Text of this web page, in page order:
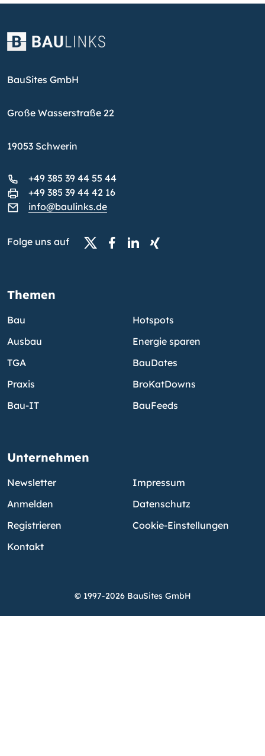
BauSites GmbH
Große Wasserstraße 22
19053 Schwerin
+49 385 39 44 55 44
+49 385 39 44 42 16
info@baulinks.de
Folge uns auf
Themen
Bau
Ausbau
TGA
Praxis
Bau-IT
Hotspots
Energie sparen
BauDates
BroKatDowns
BauFeeds
Unternehmen
Newsletter
Anmelden
Registrieren
Kontakt
Impressum
Datenschutz
Cookie-Einstellungen
© 1997-2026 BauSites GmbH